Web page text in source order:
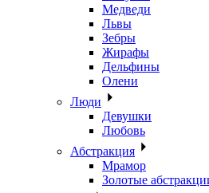
Медведи
Львы
Зебры
Жирафы
Дельфины
Олени
Люди
Девушки
Любовь
Абстракция
Мрамор
Золотые